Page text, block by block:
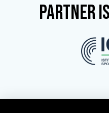
partner